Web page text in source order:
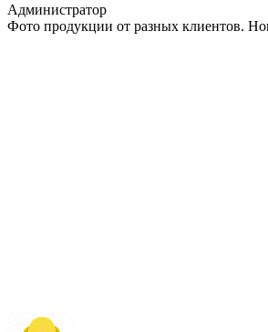
Администратор
Фото продукции от разных клиентов.